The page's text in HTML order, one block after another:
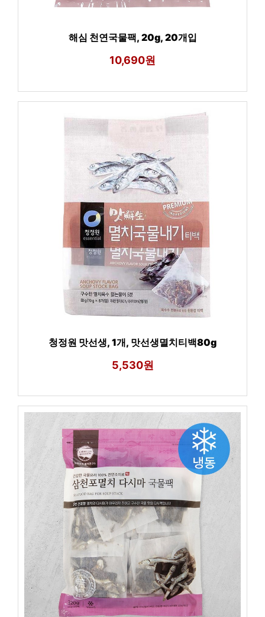
해심 천연국물팩, 20g, 20개입
10,690원
청정원 맛선생, 1개, 맛선생멸치티백80g
5,530원